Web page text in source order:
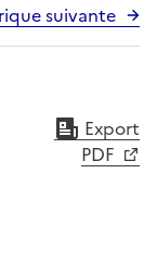
suivante
Export
PDF